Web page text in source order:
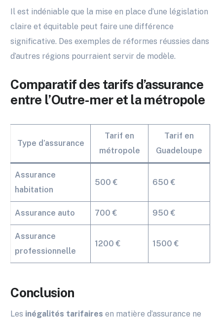
Il est indéniable que la mise en place d’une législation
claire et équitable peut faire une différence
significative. Des exemples de réformes réussies dans
d’autres régions pourraient servir de modèle.
Comparatif des tarifs d’assurance
entre l’Outre-mer et la métropole
Type d’assurance
Tarif en
métropole
Tarif en
Guadeloupe
Assurance
habitation
500 € 650 €
Assurance auto 700 € 950 €
Assurance
professionnelle
1200 € 1500 €
Conclusion
Les inégalités tarifaires en matière d’assurance ne